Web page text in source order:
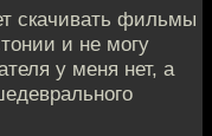
скачивать фильмы
и не могу
у меня нет, а